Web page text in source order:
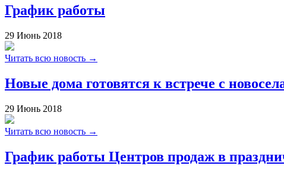
График работы
29 Июнь 2018
Читать всю новость →
Новые дома готовятся к встрече с
29 Июнь 2018
Читать всю новость →
График работы Центров продаж в